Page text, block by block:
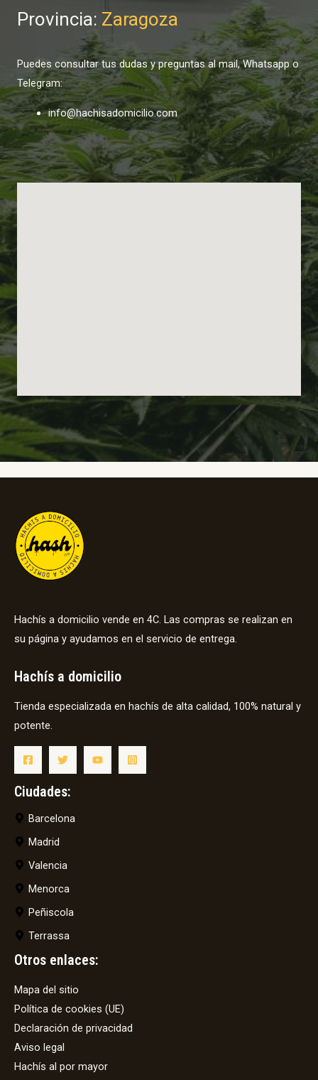
Provincia: Zaragoza
Puedes consultar tus dudas y preguntas al mail, Whatsapp o
Telegram:
info@hachisadomicilio.com
Hachís a domicilio vende en 4C. Las compras se realizan en
su página y ayudamos en el servicio de entrega.
Hachís a domicilio
Tienda especializada en hachís de alta calidad, 100% natural y
potente.
Ciudades:
Barcelona
Madrid
Valencia
Menorca
Peñiscola
Terrassa
Otros enlaces:
Mapa del sitio
Política de cookies (UE)
Declaración de privacidad
Aviso legal
Hachís al por mayor